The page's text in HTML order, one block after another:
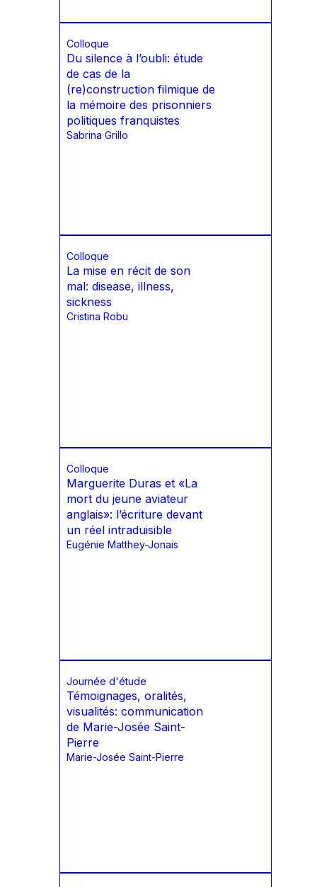
Colloque
Du silence à l’oubli: étude
de cas de la
(re)construction filmique de
la mémoire des prisonniers
politiques franquistes
Sabrina Grillo
Colloque
La mise en récit de son
mal: disease, illness,
sickness
Cristina Robu
Colloque
Marguerite Duras et «La
mort du jeune aviateur
anglais»: l’écriture devant
un réel intraduisible
Eugénie Matthey-Jonais
Journée d'étude
Témoignages, oralités,
visualités: communication
de Marie-Josée Saint-
Pierre
Marie-Josée Saint-Pierre